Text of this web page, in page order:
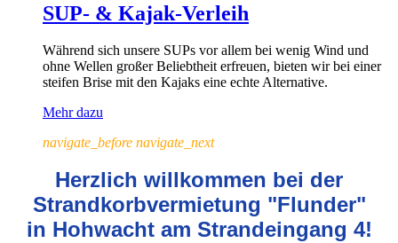
SUP- & Kajak-Verleih
Während sich unsere SUPs vor allem bei wenig Wind und
ohne Wellen großer Beliebtheit erfreuen, bieten wir bei einer
steifen Brise mit den Kajaks eine echte Alternative.
Mehr dazu
navigate_before navigate_next
Herzlich willkommen bei der
Strandkorbvermietung "Flunder"
in Hohwacht am Strandeingang 4!